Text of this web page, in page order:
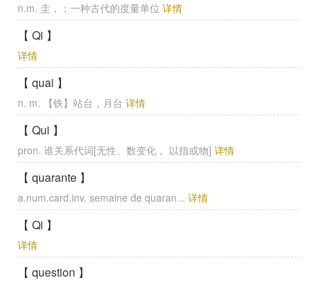
n.m. 圭，；一种古代的度量单位 详情
【 Qi 】
详情
【 quai 】
n. m. 【铁】站台，月台 详情
【 Qui 】
pron. 谁关系代词[无性、数变化， 以指或物] 详情
【 quarante 】
a.num.card.inv. semaine de quaran... 详情
【 Qi 】
详情
【 question 】